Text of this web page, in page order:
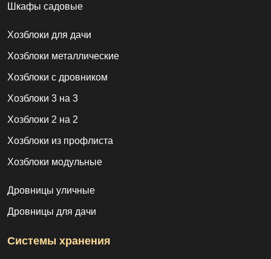
Шкафы садовые
Хозблоки для дачи
Хозблоки металлические
Хозблоки с дровником
Хозблоки 3 на 3
Хозблоки 2 на 2
Хозблоки из профлиста
Хозблоки модульные
Дровницы уличные
Дровницы для дачи
Системы хранения